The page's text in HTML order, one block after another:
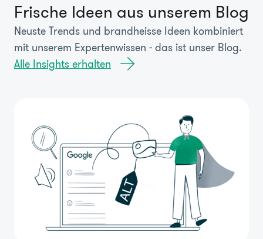
Frische Ideen aus unserem Blog
Neuste Trends und brandheisse Ideen kombiniert
mit unserem Expertenwissen - das ist unser Blog.
Alle Insights erhalten